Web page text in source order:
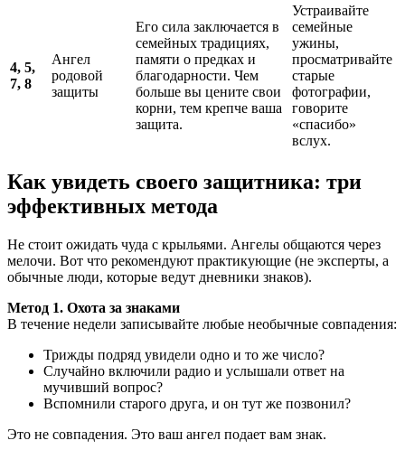
4, 5,
7, 8
Ангел
родовой
защиты
Его сила заключается в
семейных традициях,
памяти о предках и
благодарности. Чем
больше вы цените свои
корни, тем крепче ваша
защита.
Устраивайте
семейные
ужины,
просматривайте
старые
фотографии,
говорите
«спасибо»
вслух.
Как увидеть своего защитника: три
эффективных метода
Не стоит ожидать чуда с крыльями. Ангелы общаются через
мелочи. Вот что рекомендуют практикующие (не эксперты, а
обычные люди, которые ведут дневники знаков).
Метод 1. Охота за знаками
В течение недели записывайте любые необычные совпадения:
Трижды подряд увидели одно и то же число?
Случайно включили радио и услышали ответ на
мучивший вопрос?
Вспомнили старого друга, и он тут же позвонил?
Это не совпадения. Это ваш ангел подает вам знак.